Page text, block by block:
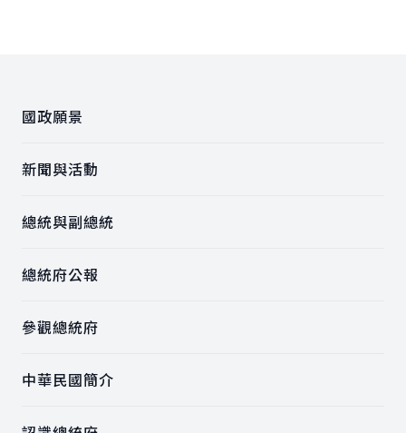
國政願景
新聞與活動
總統與副總統
總統府公報
參觀總統府
中華民國簡介